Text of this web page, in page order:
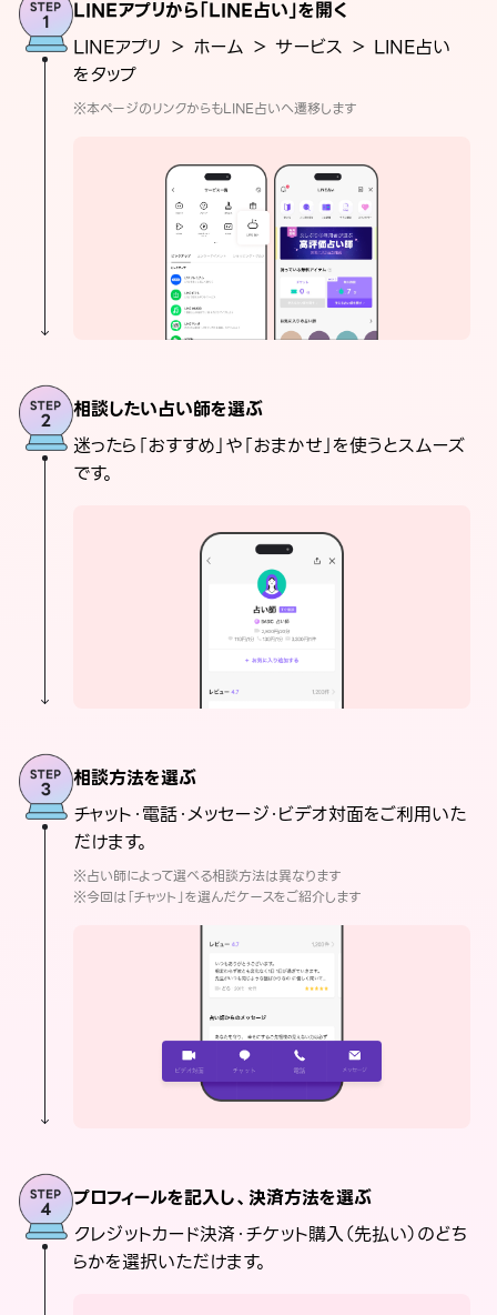
LINEアプリから「LINE占い」を開く
LINEアプリ ＞ ホーム ＞ サービス ＞ LINE占い
をタップ
※本ページのリンクからもLINE占いへ遷移します
相談したい占い師を選ぶ
迷ったら「おすすめ」や「おまかせ」を使うとスムーズ
です。
相談方法を選ぶ
チャット・電話・メッセージ・ビデオ対面をご利用いた
だけます。
※占い師によって選べる相談方法は異なります
※今回は「チャット」を選んだケースをご紹介します
プロフィールを記入し、決済方法を選ぶ
クレジットカード決済・チケット購入（先払い）のどち
らかを選択いただけます。